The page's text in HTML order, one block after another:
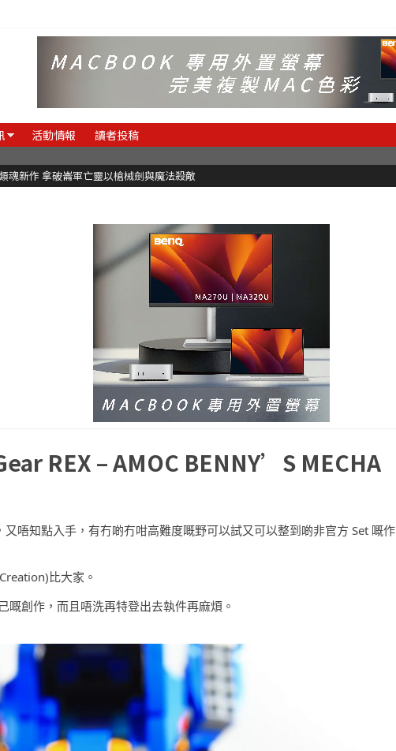
活動情報 讀者投稿
魂新作 拿破崙軍亡靈以槍械劍與魔法殺敵
REX – AMOC BENNY’S MECHA
唔知點入手，有冇啲冇咁高難度嘅野可以試又可以整到啲非官方 Set 嘅作
比大家。
嘅創作，而且唔洗再特登出去執件再麻煩。